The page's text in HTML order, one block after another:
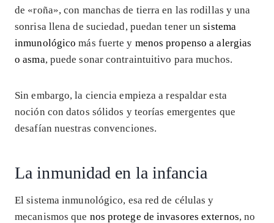
de «roña», con manchas de tierra en las rodillas y una
sonrisa llena de suciedad, puedan tener unsistema
inmunológico más fuerte y menos propenso a alergias
o asma, puede sonar contraintuitivo para muchos.
Sin embargo, la ciencia empieza a respaldar esta
noción con datos sólidos y teorías emergentes que
desafían nuestras convenciones.
La inmunidad en la infancia
El sistema inmunológico, esa red de células y
mecanismos que nos protege de invasores externos, no